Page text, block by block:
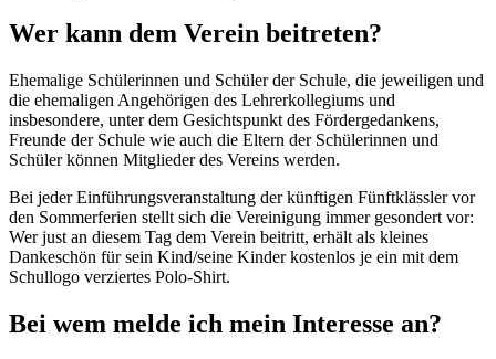
Wer kann dem Verein beitreten?
Ehemalige Schülerinnen und Schüler der Schule, die jeweiligen und
die ehemaligen Angehörigen des Lehrerkollegiums und
insbesondere, unter dem Gesichtspunkt des Fördergedankens,
Freunde der Schule wie auch die Eltern der Schülerinnen und
Schüler können Mitglieder des Vereins werden.
Bei jeder Einführungsveranstaltung der künftigen Fünftklässler vor
den Sommerferien stellt sich die Vereinigung immer gesondert vor:
Wer just an diesem Tag dem Verein beitritt, erhält als kleines
Dankeschön für sein Kind/seine Kinder kostenlos je ein mit dem
Schullogo verziertes Polo-Shirt.
Bei wem melde ich mein Interesse an?